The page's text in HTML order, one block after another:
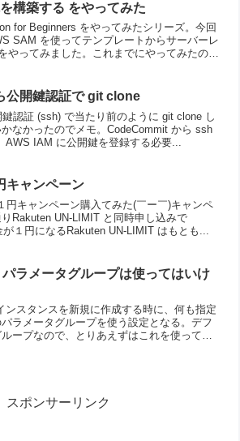
構築する をやってみた
for Beginners をやってみたシリーズ。今回
SAM を使ってテンプレートからサーバーレ
やってみました。これまでにやってみたのは
公開鍵認証で git clone
認証 (ssh) で当たり前のように git clone し
なかったのでメモ。CodeCommit から ssh
IAM に公開鍵を登録する必要...
キャンペーン
円キャンペーン購入てみた(￣ー￣)キャンペ
Rakuten UN-LIMIT と同時申し込みで
１円になるRakuten UN-LIMIT はもとも...
ラメータグループは使ってはいけ
ンスタンスを新規に作成する時に、何も指定
ラメータグループを使う設定となる。デフ
ープなので、とりあえずはこれを使ってお
スポンサーリンク